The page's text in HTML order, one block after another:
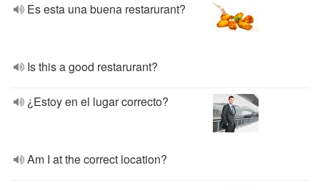
Es esta una buena restarurant?
Is this a good restarurant?
¿Estoy en el lugar correcto?
Am I at the correct location?